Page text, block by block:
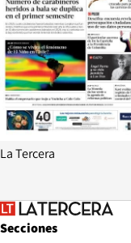
La Tercera
Secciones